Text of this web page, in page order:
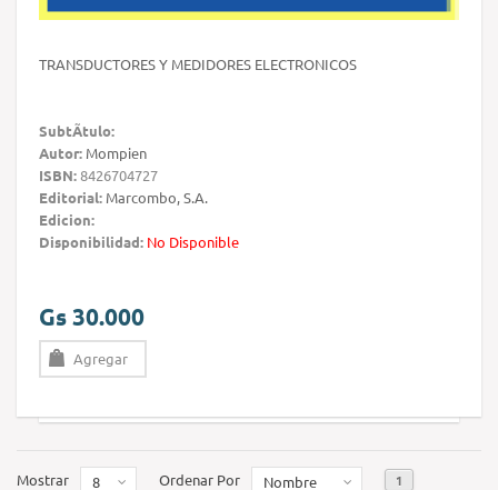
TRANSDUCTORES Y MEDIDORES ELECTRONICOS
SubtÃ­tulo:
Autor: Mompien
ISBN:8426704727
Editorial: Marcombo, S.A.
Edicion:
Disponibilidad: No Disponible
Gs 30.000
Agregar
Mostrar 8 Ordenar Por Nombre 1